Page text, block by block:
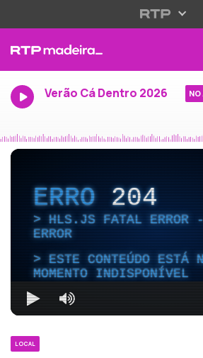
Verão Cá Dentro 2026 NO
ERRO204
HLS.JS FATAL ERROR -
ERROR
ESTE CONTEÚDO ESTÁ
MOMENTO INDISPONÍVEL
LOCAL